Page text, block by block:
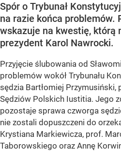
Spór o Trybunał
na razie końca problemów.
wskazuje na kwestię, którą
prezydent Karol Nawrocki.
Przyjęcie ślubowania od
problemów wokół Trybunału
sędzia Bartłomiej Przymusiński,
Sędziów Polskich Iustitia. Jego
pozostaje sprawa czworga
nie zostali dopuszczeni do
Krystiana Markiewicza, prof.
Taborowskiego oraz Annę